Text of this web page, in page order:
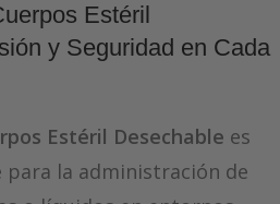
Estéril
y Seguridad en Cada
Estéril Desechable es
la administración de